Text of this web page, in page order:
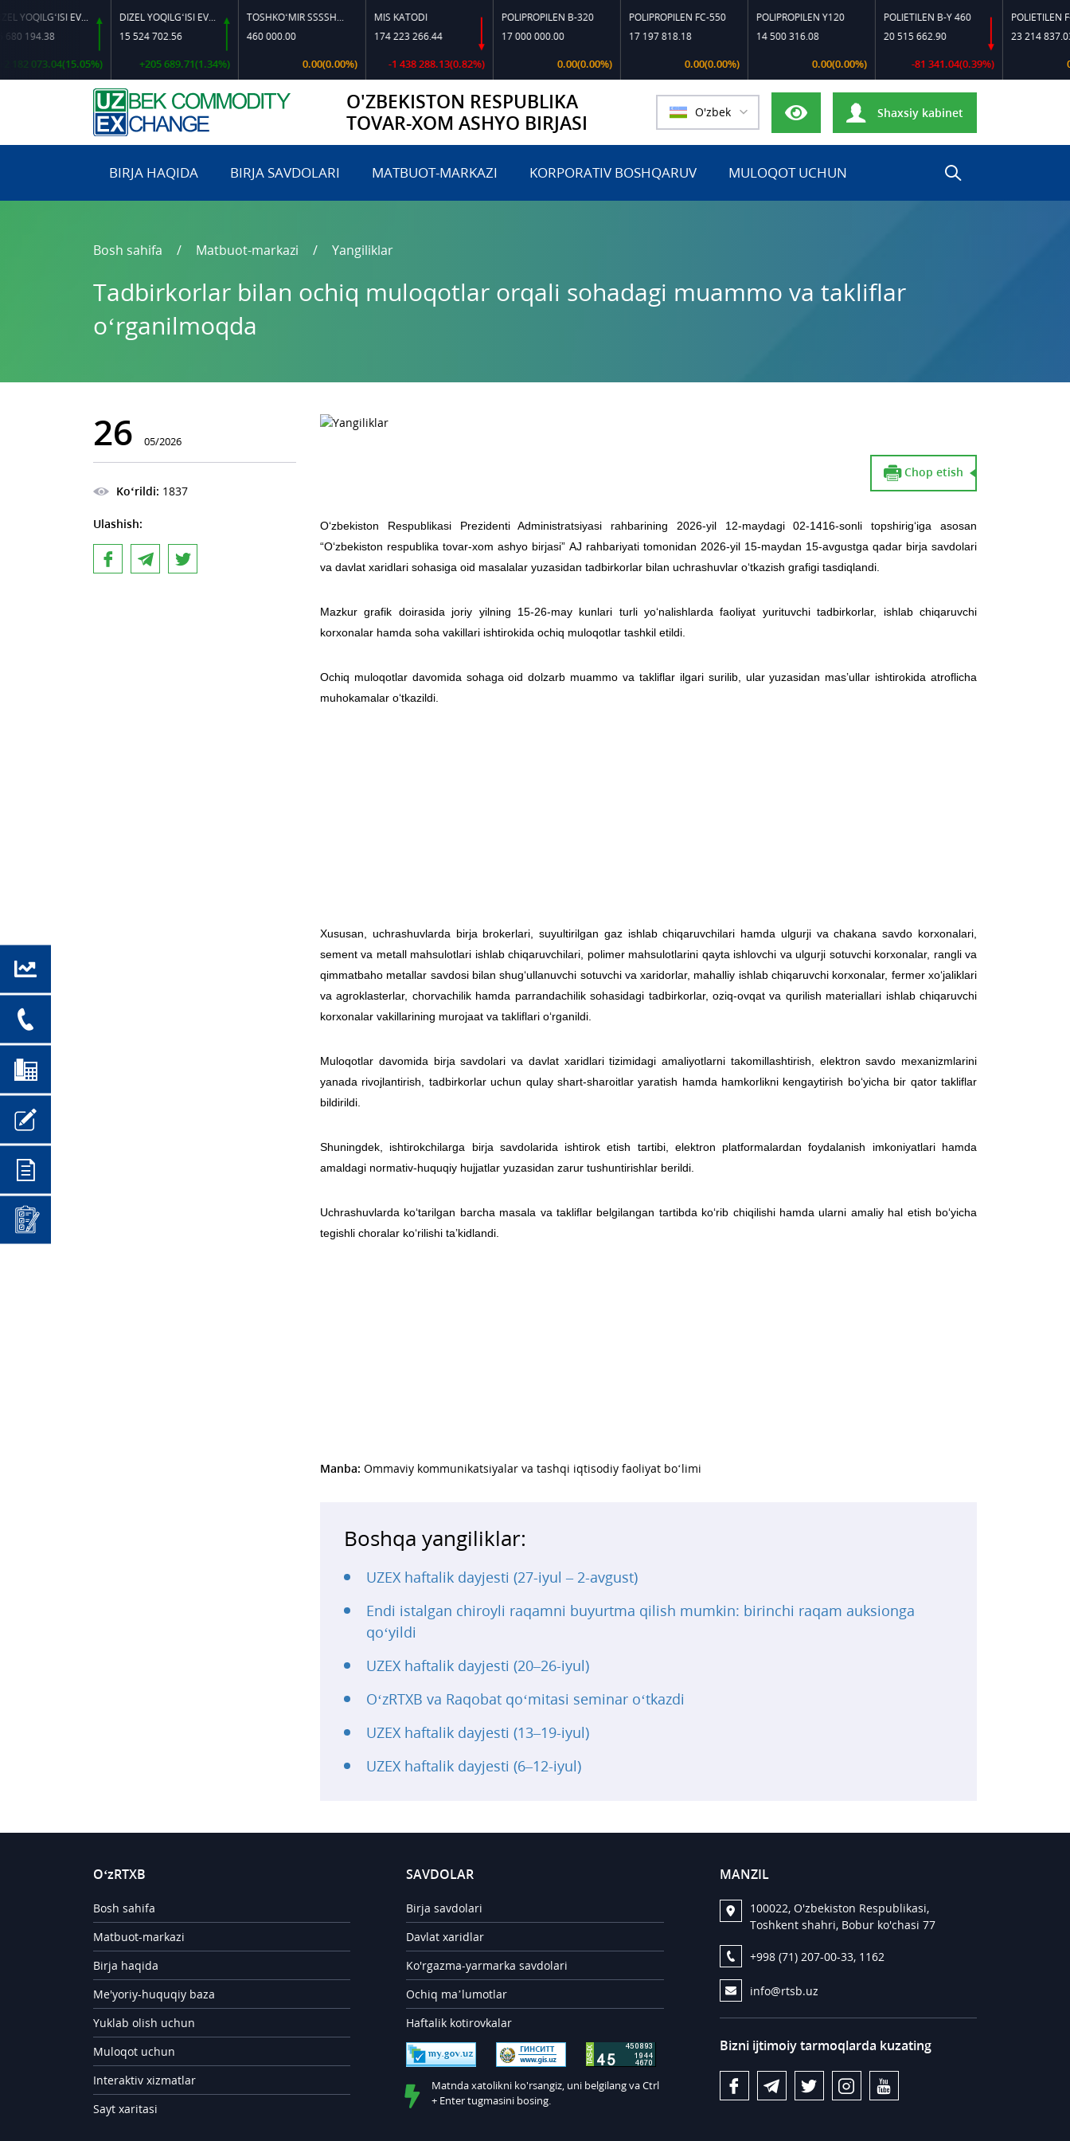
DIZEL YOQILG‘ISI EVRO L-K-4
DIZEL YOQILG‘ISI EVRO-L II K-4 SSDF
15 524 702.56
+205 689.71(1.34%)
TOSHKO‘MIR SSSSH-13
460 000.00
0.00(0.00%)
MIS KATODI
174 223 266.44
-1 438 288.13(0.82%)
POLIPROPILEN B-320
17 000 000.00
0.00(0.00%)
POLIPROPILEN FC-550
17 197 818.18
0.00(0.00%)
POLIPROPILEN Y120
14 500 316.08
0.00(0.00%)
POLIETILEN B-Y 460
20 515 662.90
-81 341.04(0.39%)
POLIETILEN F-0120
23 214 837.03
O'ZBEKISTON RESPUBLIKA
TOVAR-XOM ASHYO BIRJASI
O'zbek Shaxsiy kabinet
BIRJA HAQIDA BIRJA SAVDOLARI MATBUOT-MARKAZI KORPORATIV BOSHQARUV MULOQOT UCHUN
Bosh sahifa Matbuot-markazi Yangiliklar
Tadbirkorlar bilan ochiq muloqotlar orqali sohadagi muammo va takliflar
o‘rganilmoqda
26 05/2026
Ko‘rildi: 1837
Ulashish:
Chop etish
O‘zbekiston Respublikasi Prezidenti Administratsiyasi rahbarining 2026-yil 12-maydagi 02-1416-sonli topshirig‘iga asosan
“O‘zbekiston respublika tovar-xom ashyo birjasi” AJ rahbariyati tomonidan 2026-yil 15-maydan 15-avgustga qadar birja savdolari
va davlat xaridlari sohasiga oid masalalar yuzasidan tadbirkorlar bilan uchrashuvlar o‘tkazish grafigi tasdiqlandi.
Mazkur grafik doirasida joriy yilning 15-26-may kunlari turli yo‘nalishlarda faoliyat yurituvchi tadbirkorlar, ishlab chiqaruvchi
korxonalar hamda soha vakillari ishtirokida ochiq muloqotlar tashkil etildi.
Ochiq muloqotlar davomida sohaga oid dolzarb muammo va takliflar ilgari surilib, ular yuzasidan masʼullar ishtirokida atroflicha
muhokamalar o‘tkazildi.
Xususan, uchrashuvlarda birja brokerlari, suyultirilgan gaz ishlab chiqaruvchilari hamda ulgurji va chakana savdo korxonalari,
sement va metall mahsulotlari ishlab chiqaruvchilari, polimer mahsulotlarini qayta ishlovchi va ulgurji sotuvchi korxonalar, rangli va
qimmatbaho metallar savdosi bilan shug‘ullanuvchi sotuvchi va xaridorlar, mahalliy ishlab chiqaruvchi korxonalar, fermer xo‘jaliklari
va agroklasterlar, chorvachilik hamda parrandachilik sohasidagi tadbirkorlar, oziq-ovqat va qurilish materiallari ishlab chiqaruvchi
korxonalar vakillarining murojaat va takliflari o‘rganildi.
Muloqotlar davomida birja savdolari va davlat xaridlari tizimidagi amaliyotlarni takomillashtirish, elektron savdo mexanizmlarini
yanada rivojlantirish, tadbirkorlar uchun qulay shart-sharoitlar yaratish hamda hamkorlikni kengaytirish bo‘yicha bir qator takliflar
bildirildi.
Shuningdek, ishtirokchilarga birja savdolarida ishtirok etish tartibi, elektron platformalardan foydalanish imkoniyatlari hamda
amaldagi normativ-huquqiy hujjatlar yuzasidan zarur tushuntirishlar berildi.
Uchrashuvlarda ko‘tarilgan barcha masala va takliflar belgilangan tartibda ko‘rib chiqilishi hamda ularni amaliy hal etish bo‘yicha
tegishli choralar ko‘rilishi taʼkidlandi.
Manba: Ommaviy kommunikatsiyalar va tashqi iqtisodiy faoliyat bo‘limi
Boshqa yangiliklar:
UZEX haftalik dayjesti (27-iyul – 2-avgust)
Endi istalgan chiroyli raqamni buyurtma qilish mumkin: birinchi raqam auksionga
qo‘yildi
UZEX haftalik dayjesti (20–26-iyul)
O‘zRTXB va Raqobat qo‘mitasi seminar o‘tkazdi
UZEX haftalik dayjesti (13–19-iyul)
UZEX haftalik dayjesti (6–12-iyul)
O‘zRTXB
Bosh sahifa
Matbuot-markazi
Birja haqida
Me'yoriy-huquqiy baza
Yuklab olish uchun
Muloqot uchun
Interaktiv xizmatlar
Sayt xaritasi
SAVDOLAR
Birja savdolari
Davlat xaridlar
Ko'rgazma-yarmarka savdolari
Ochiq ma’lumotlar
Haftalik kotirovkalar
Matnda xatolikni ko'rsangiz, uni belgilang va Ctrl
+ Enter tugmasini bosing.
MANZIL
100022, O'zbekiston Respublikasi,
Toshkent shahri, Bobur ko'chasi 77
+998 (71) 207-00-33, 1162
info@rtsb.uz
Bizni ijtimoiy tarmoqlarda kuzating